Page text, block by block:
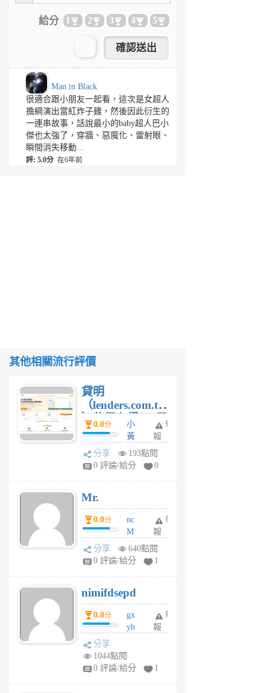
給分 1 2 3 4 5
Man in Black
很適合跟小朋友一起看，這次是女超人
擔綱演出當紅炸子雞，然後因此衍生的
一連串故事，話說最小的baby超人巴小
傑也太強了，穿牆、惡魔化、雷射眼、
瞬間消失移動...
評: 5.0分 在6年前
其他相關流行評價
貸明
（lenders.com.tw
）使用心得 — 民
間貸款比較平台
體驗
0.0分
小
黃
蜂
1
舉
報
分享
193點閱
0 評論/給分
0
Mr.
0.0分
nc
M
U
F
U
5
個
月
舉
報
分享
640點閱
0 評論/給分
1
nimifdsepd
0.0分
gx
yh
jl
舉
報
分享
1044點閱
0 評論/給分
1